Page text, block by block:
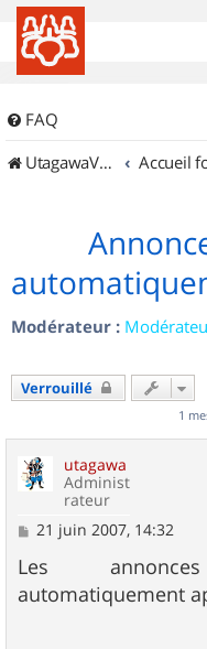
FAQ
UtagawaVTT (Randos VTT et VTTAE avec traces GPS)
Accueil
Modérateur :
Verrouillé
1
utagawa
Administ
rateur
M
s
s
a
21 juin 2007, 14:32
Les
automatiquement